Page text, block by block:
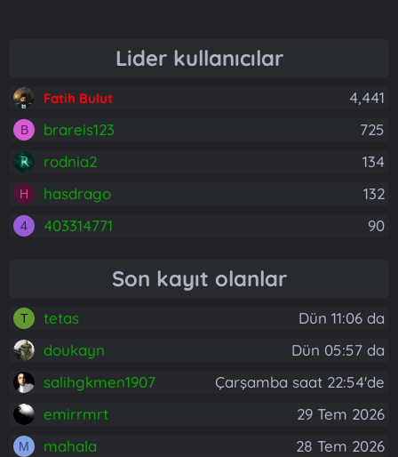
Lider kullanıcılar
Fatih Bulut 4,441
B brareis123
725
rodnia2
134
H hasdrago 132
4 403314771 90
Son kayıt olanlar
T tetas
Dün 11:06 da
doukayn
Dün 05:57 da
salihgkmen1907
Çarşamba saat 22:54'de
emirrmrt
29 Tem 2026
M mahala 28 Tem 2026